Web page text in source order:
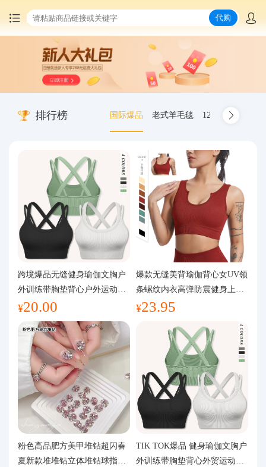
中国商品代购
集运服务
最新公告
物流资讯
代购问答
关于我们
代购
排行榜 国际爆品 老式羊毛毯 12.00-20 truck
跨境爆品无缝健身瑜伽文胸户
外训练带胸垫背心户外运动瑜
伽服女
¥20.00
爆款无缝美背瑜伽背心女UV领
条螺纹内衣高弹防震健身上装
运动文胸
¥23.95
粉色高品肥方美甲堆钻超闪春
夏新款堆堆钻立体堆钻球指甲
TIK TOK爆品 健身瑜伽文胸户
外训练带胸垫背心外贸运动瑜